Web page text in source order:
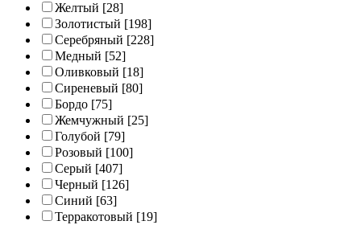
Желтый [28]
Золотистый [198]
Серебряный [228]
Медный [52]
Оливковый [18]
Сиреневый [80]
Бордо [75]
Жемчужный [25]
Голубой [79]
Розовый [100]
Серый [407]
Черный [126]
Синий [63]
Терракотовый [19]